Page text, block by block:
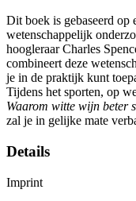
Dit boek is gebaseerd op
wetenschappelijk
hoogleraar Charles
combineert deze
je in de praktijk kunt
Tijdens het sporten, op
Waarom witte wijn beter
zal je in gelijke mate
Details
Imprint